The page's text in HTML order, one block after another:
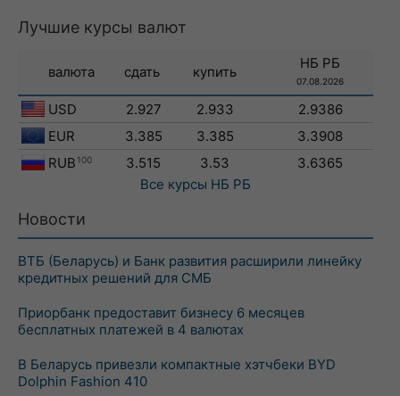
Лучшие курсы валют
валюта сдать купить
НБ РБ
07.08.2026
USD 2.927 2.933
2.9386
EUR
3.385 3.385
3.3908
RUB 100 3.515 3.53
3.6365
Все курсы НБ РБ
Новости
ВТБ (Беларусь) и Банк развития расширили линейку
кредитных решений для СМБ
Приорбанк предоставит бизнесу 6 месяцев
бесплатных платежей в 4 валютах
В Беларусь привезли компактные хэтчбеки BYD
Dolphin Fashion 410